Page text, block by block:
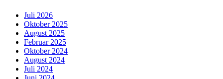
Juli 2026
Oktober 2025
August 2025
Februar 2025
Oktober 2024
August 2024
Juli 2024